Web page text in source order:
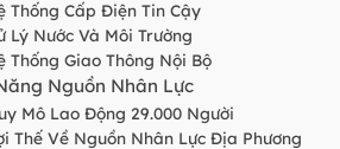
Thống Cấp Điện Tin Cậy
Lý Nước Và Môi Trường
Thống Giao Thông Nội Bộ
Nguồn Nhân Lực
Mô Lao Động 29.000 Người
Thế Về Nguồn Nhân Lực Địa Phương